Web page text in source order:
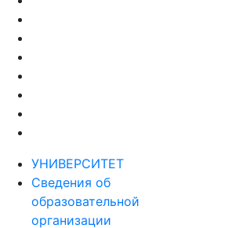
УНИВЕРСИТЕТ
Сведения об
образовательной
организации